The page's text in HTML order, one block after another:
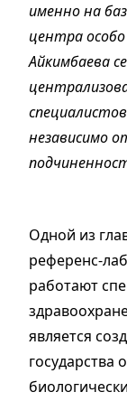
именно на
центра
Айкимбаева
независимо
Одной из
референс-
работают
является